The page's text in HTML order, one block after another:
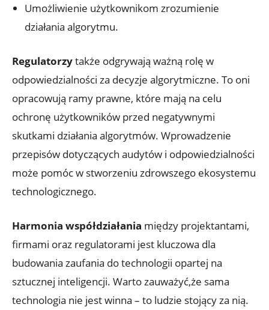
Umożliwienie użytkownikom zrozumienie
działania algorytmu.
Regulatorzytakże odgrywają ważną rolę w
odpowiedzialności za decyzje algorytmiczne. To oni
opracowują ramy prawne, które mają na celu
ochronę użytkowników przed negatywnymi
skutkami działania algorytmów. Wprowadzenie
przepisów dotyczących audytów i odpowiedzialności
może pomóc w stworzeniu zdrowszego ekosystemu
technologicznego.
Harmonia współdziałania między projektantami,
firmami oraz regulatorami jest kluczowa dla
budowania zaufania do technologii opartej na
sztucznej inteligencji. Warto zauważyć,że sama
technologia nie jest winna – to ludzie stojący za nią.